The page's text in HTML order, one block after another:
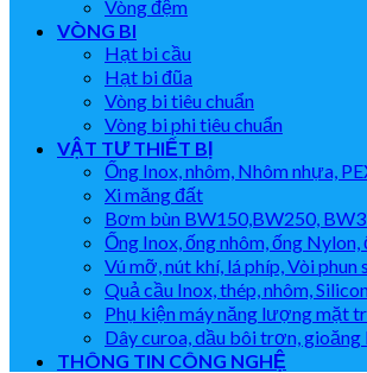
Vòng đệm
VÒNG BI
Hạt bi cầu
Hạt bi đũa
Vòng bi tiêu chuẩn
Vòng bi phi tiêu chuẩn
VẬT TƯ THIẾT BỊ
Ống Inox, nhôm, Nhôm nhựa,
Xi măng đất
Bơm bùn BW150,BW250,
Ống Inox, ống nhôm, ống Nylon,
Vú mỡ, nút khí, lá phíp, Vòi phun
Quả cầu Inox, thép, nhôm,
Phụ kiện máy năng lượng mặt
Dây curoa, dầu bôi trơn,
THÔNG TIN CÔNG NGHỆ